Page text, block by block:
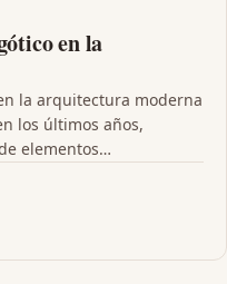
en la
la arquitectura moderna
los últimos años,
elementos…